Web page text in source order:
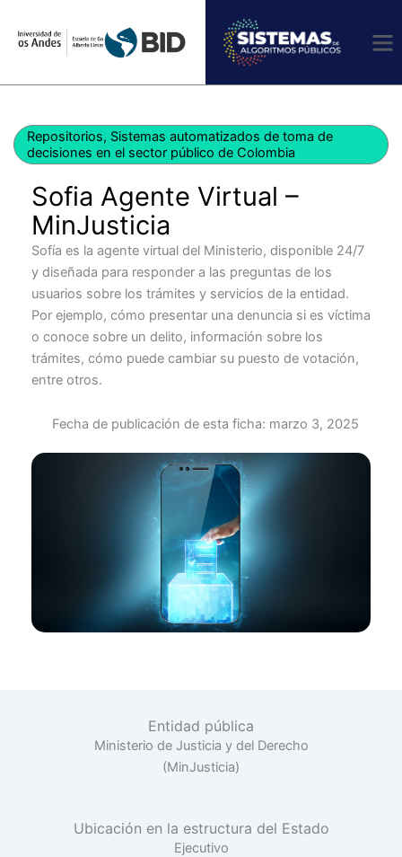
Repositorios, Sistemas automatizados de toma de
decisiones en el sector público de Colombia
Sofia Agente Virtual –
MinJusticia
Sofía es la agente virtual del Ministerio, disponible 24/7
y diseñada para responder a las preguntas de los
usuarios sobre los trámites y servicios de la entidad.
Por ejemplo, cómo presentar una denuncia si es víctima
o conoce sobre un delito, información sobre los
trámites, cómo puede cambiar su puesto de votación,
entre otros.
Fecha de publicación de esta ficha: marzo 3, 2025
Entidad pública
Ministerio de Justicia y del Derecho
(MinJusticia)
Ubicación en la estructura del Estado
Ejecutivo